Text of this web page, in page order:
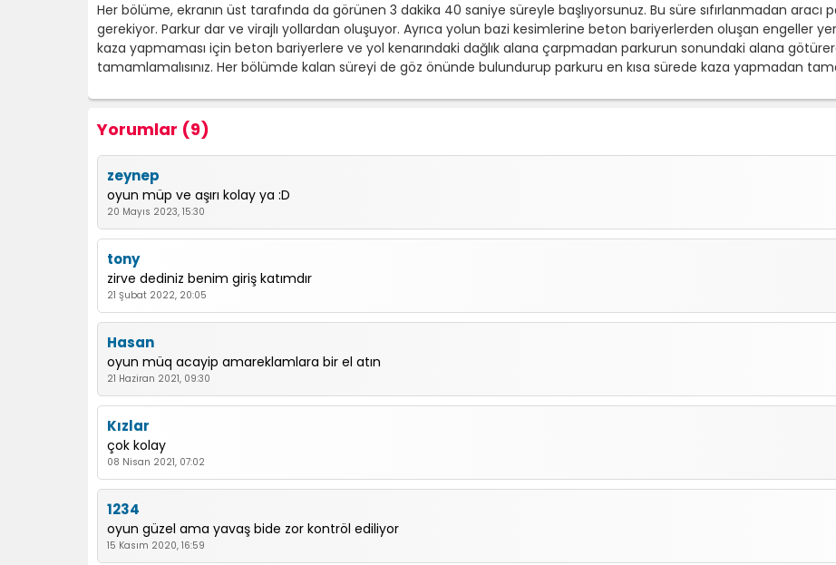
Her bölüme, ekranın üst tarafında da görünen 3 dakika 40 saniye süreyle başlıyorsunuz. Bu süre sıfırlanmadan
gerekiyor. Parkur dar ve virajlı yollardan oluşuyor. Ayrıca yolun bazi kesimlerine beton bariyerlerden oluşan engeller
kaza yapmaması için beton bariyerlere ve yol kenarındaki dağlık alana çarpmadan parkurun sonundaki alana
tamamlamalısınız. Her bölümde kalan süreyi de göz önünde bulundurup parkuru en kısa sürede kaza yapmadan
Yorumlar (9)
zeynep
oyun müp ve aşırı kolay ya :D
20 Mayıs 2023, 15:30
tony
zirve dediniz benim giriş katımdır
21 Şubat 2022, 20:05
Hasan
oyun müq acayip amareklamlara bir el atın
21 Haziran 2021, 09:30
Kızlar
çok kolay
08 Nisan 2021, 07:02
1234
oyun güzel ama yavaş bide zor kontröl ediliyor
15 Kasım 2020, 16:59